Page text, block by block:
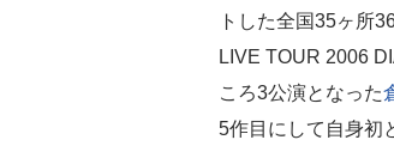
トした全国35ヶ所
LIVE TOUR 2006
ころ3公演となった
5作目にして自身初